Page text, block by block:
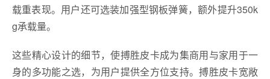
载重表现。用户还可选装加强型钢板弹簧，额外提升350k
g承载量。
这些精心设计的细节，使搏胜皮卡成为集商用与家用于一
身的多功能之选，为用户提供全方位支持。搏胜皮卡宽敞